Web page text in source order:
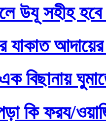
উযূ সহীহ
বিছানায়
কি ফরয/